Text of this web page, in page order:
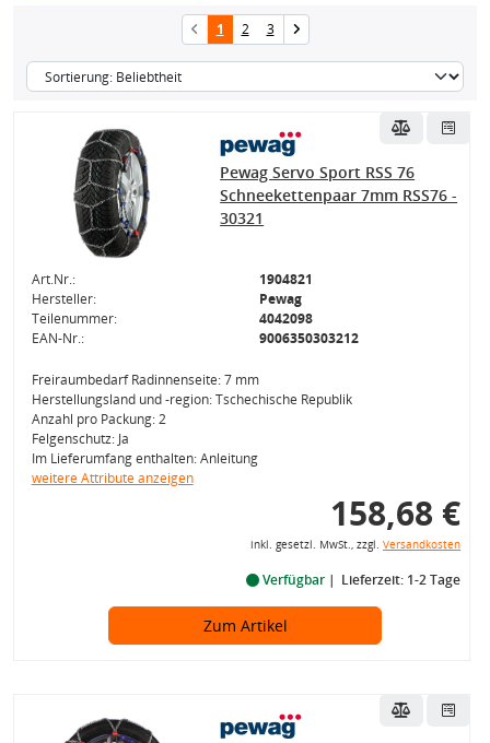
1 2 3
Pewag Servo Sport RSS 76
Schneekettenpaar 7mm RSS76 -
30321
Art.Nr.:
1904821
Hersteller:
Pewag
Teilenummer:
4042098
EAN-Nr.:
9006350303212
Freiraumbedarf Radinnenseite: 7 mm
Herstellungsland und -region: Tschechische Republik
Anzahl pro Packung: 2
Felgenschutz: Ja
Im Lieferumfang enthalten: Anleitung
weitere Attribute anzeigen
158,68 €
inkl. gesetzl. MwSt., zzgl. Versandkosten
Verfügbar Lieferzeit: 1-2 Tage
Zum Artikel